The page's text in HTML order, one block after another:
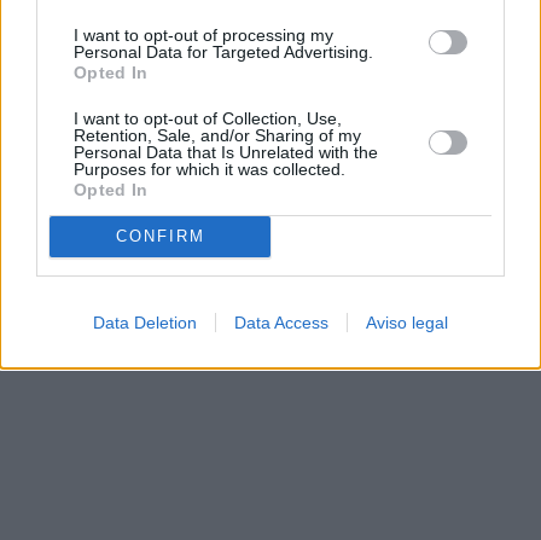
I want to opt-out of processing my
Personal Data for Targeted Advertising.
Opted In
I want to opt-out of Collection, Use,
Retention, Sale, and/or Sharing of my
Personal Data that Is Unrelated with the
Purposes for which it was collected.
Opted In
CONFIRM
Data Deletion Data Access Aviso legal